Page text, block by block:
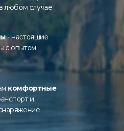
любом случае
- настоящие
с опытом
комфортные
и